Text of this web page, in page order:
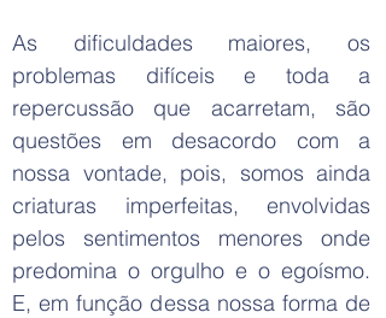
As dificuldades maiores, os
problemas difíceis e toda a
repercussão que acarretam, são
questões em desacordo com a
nossa vontade, pois, somos ainda
criaturas imperfeitas, envolvidas
pelos sentimentos menores onde
predomina o orgulho e o egoísmo.
E, em função dessa nossa forma de